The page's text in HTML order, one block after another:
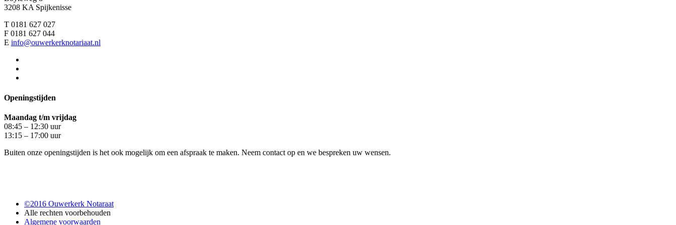
3208 KA Spijkenisse
T 0181 627 027
F 0181 627 044
E info@ouwerkerknotariaat.nl
Openingstijden
Maandag t/m vrijdag
08:45 – 12:30 uur
13:15 – 17:00 uur
Buiten onze openingstijden is het ook mogelijk om een afspraak te maken. Neem contact op en we bespreken uw wensen.
©2016 Ouwerkerk Notaraat
Alle rechten voorbehouden
Algemene voorwaarden